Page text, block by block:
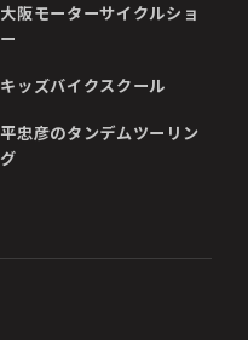
大阪モーターサイクルショ
ー
キッズバイクスクール
平忠彦のタンデムツーリン
グ